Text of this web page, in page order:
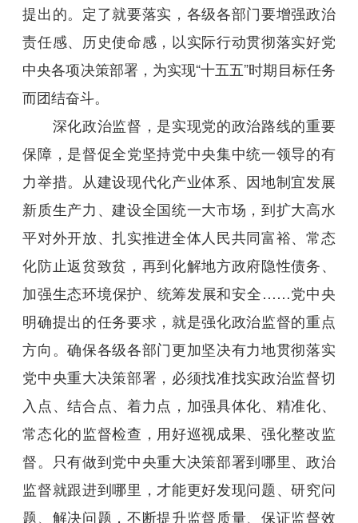
提出的。定了就要落实，各级各部门要增强政治
责任感、历史使命感，以实际行动贯彻落实好党
中央各项决策部署，为实现“十五五”时期目标任务
而团结奋斗。
深化政治监督，是实现党的政治路线的重要
保障，是督促全党坚持党中央集中统一领导的有
力举措。从建设现代化产业体系、因地制宜发展
新质生产力、建设全国统一大市场，到扩大高水
平对外开放、扎实推进全体人民共同富裕、常态
化防止返贫致贫，再到化解地方政府隐性债务、
加强生态环境保护、统筹发展和安全……党中央
明确提出的任务要求，就是强化政治监督的重点
方向。确保各级各部门更加坚决有力地贯彻落实
党中央重大决策部署，必须找准找实政治监督切
入点、结合点、着力点，加强具体化、精准化、
常态化的监督检查，用好巡视成果、强化整改监
督。只有做到党中央重大决策部署到哪里、政治
监督就跟进到哪里，才能更好发现问题、研究问
题、解决问题，不断提升监督质量、保证监督效